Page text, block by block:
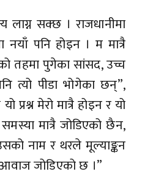
लाग्न सक्छ । राजधानीमा
नयाँ पनि होइन । म मात्रै
तहमा पुगेका सांसद, उच्च
त्यो पीडा भोगेका छन्”,
प्रश्न मेरो मात्रै होइन र यो
मात्रै जोडिएको छैन,
नाम र थरले मूल्याङ्कन
जोडिएको छ ।”